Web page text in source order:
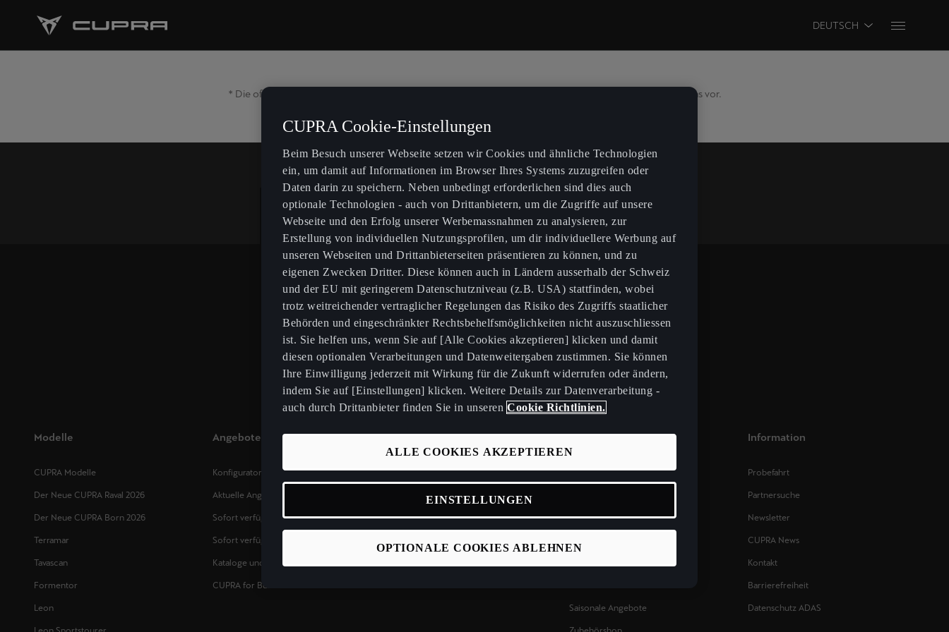
DEUTSCH
* Die offiziellen Verbrauchs- und Emissionswerte liegen erst mit Abschluss des Typgenehmigungsverfahrens vor.
Laufend alle CUPRA Neuigkeiten
erfahren
Hier geht es zur Anmeldung
SwitzerlandDeutsch
Modelle
CUPRA Modelle
Der Neue CUPRA Raval 2026
Der Neue CUPRA Born 2026
Terramar
Tavascan
Formentor
Leon
Angebote
Konfigurator
Aktuelle Angbote
Sofort verfügbare Neuwagen
Sofort verfügbare Occasionen
Kataloge und Preislisten
CUPRA for Business
Elektromobilität
Elektro Modelle
Ladelösungen & Energie
Services
My CUPRA
CUPRA Connect
Saisonale Angebote
Information
Probefahrt
Partnersuche
Newsletter
CUPRA News
Kontakt
Barrierefreiheit
Datenschutz ADAS
CUPRA Cookie-Einstellungen
Beim Besuch unserer Webseite setzen wir Cookies und ähnliche Technologien
ein, um damit auf Informationen im Browser Ihres Systems zuzugreifen oder
Daten darin zu speichern. Neben unbedingt erforderlichen sind dies auch
optionale Technologien - auch von Drittanbietern, um die Zugriffe auf unsere
Webseite und den Erfolg unserer Werbemassnahmen zu analysieren, zur
Erstellung von individuellen Nutzungsprofilen, um dir individuellere Werbung auf
unseren Webseiten und Drittanbieterseiten präsentieren zu können, und zu
eigenen Zwecken Dritter. Diese können auch in Ländern ausserhalb der Schweiz
und der EU mit geringerem Datenschutzniveau (z.B. USA) stattfinden, wobei
trotz weitreichender vertraglicher Regelungen das Risiko des Zugriffs staatlicher
Behörden und eingeschränkter Rechtsbehelfsmöglichkeiten nicht auszuschliessen
ist. Sie helfen uns, wenn Sie auf [Alle Cookies akzeptieren] klicken und damit
diesen optionalen Verarbeitungen und Datenweitergaben zustimmen. Sie können
Ihre Einwilligung jederzeit mit Wirkung für die Zukunft widerrufen oder ändern,
indem Sie auf [Einstellungen] klicken. Weitere Details zur Datenverarbeitung -
auch durch Drittanbieter finden Sie in unseren Cookie Richtlinien.
OPTIONALE COOKIES ABLEHNEN
ALLE COOKIES AKZEPTIEREN
EINSTELLUNGEN